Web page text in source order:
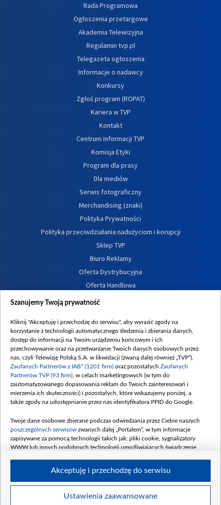
Rada Programowa
Ogłoszenia przetargowe
Akademia Telewizyjna
Regulamin tvp.pl
Telegazeta ogłoszenia
Informacje o nadawcy
Konkursy
Zgłoś program (ROPAT)
Kariera w TVP
Kontakt
Centrum informacji TVP
Komisja Etyki
Program dla prasy
Dla mediów
Serwis fotograficzny
Merchandising (znaki)
Polityka Prywatności
Polityka przeciwdziałania nadużyciom i korupcji
Sklep TVP
Biuro Reklamy
Oferta Dystrybucyjna
Oferta Handlowa
Dostępność
Procedura zgłoszeń wewnętrznych
Szanujemy Twoją prywatność
Kliknij "Akceptuję i przechodzę do serwisu", aby wyrazić zgody na
korzystanie z technologii automatycznego śledzenia i zbierania danych,
dostęp do informacji na Twoim urządzeniu końcowym i ich
przechowywanie oraz na przetwarzanie Twoich danych osobowych przez
nas, czyli Telewizję Polską S.A. w likwidacji (zwaną dalej również „TVP”),
Zaufanych Partnerów z IAB* (1201 firm) oraz pozostałych Zaufanych
Partnerów TVP (93 firm) , w celach marketingowych (w tym do
zautomatyzowanego dopasowania reklam do Twoich zainteresowań i
mierzenia ich skuteczności) i pozostałych, które wskazujemy poniżej, a
także zgody na udostępnianie przez nas identyfikatora PPID do Google.
Twoje dane osobowe zbierane podczas odwiedzania przez Ciebie naszych
poszczególnych serwisów zwanych dalej „Portalem”, w tym informacje
zapisywane za pomocą technologii takich jak: pliki cookie, sygnalizatory
WWW lub innych podobnych technologii umożliwiających świadczenie
Twoje dane osobowe zbierane podczas odwiedzania przez Ciebie
Ustawienia zaawansowane
Akceptuję i przechodzę do serwisu